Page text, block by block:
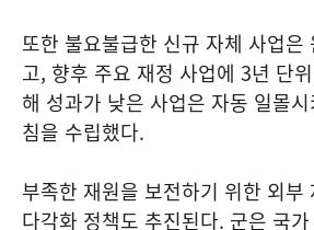
또한 불요불급한 신규 자체 사업은
고, 향후 주요 재정 사업에 3년 단
해 성과가 낮은 사업은 자동 일몰
침을 수립했다.
부족한 재원을 보전하기 위한 외부
다각화 정책도 추진된다. 군은 국